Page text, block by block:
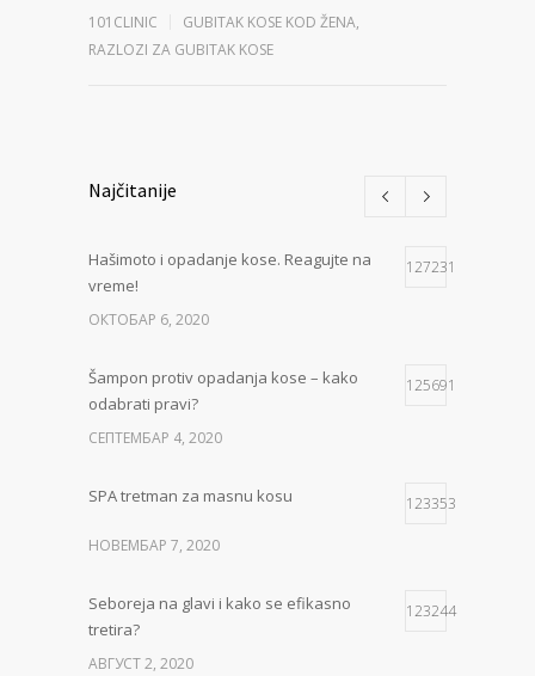
101CLINIC GUBITAK KOSE KOD ŽENA,
RAZLOZI ZA GUBITAK KOSE
Najčitanije
Hašimoto i opadanje kose. Reagujte na
vreme!
127231
ОКТОБАР 6, 2020
Šampon protiv opadanja kose – kako
odabrati pravi?
125691
СЕПТЕМБАР 4, 2020
SPA tretman za masnu kosu 123353
НОВЕМБАР 7, 2020
Seboreja na glavi i kako se efikasno
tretira?
123244
АВГУСТ 2, 2020